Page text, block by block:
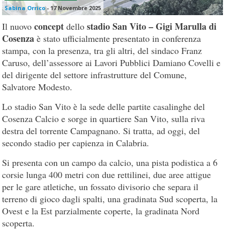
Sabina Orrico- 17 Novembre 2025
Il nuovoconceptdellostadio San Vito – Gigi Marulla di
Cosenza è stato ufficialmente presentato in conferenza
stampa, con la presenza, tra gli altri, del sindaco Franz
Caruso, dell’assessore ai Lavori Pubblici Damiano Covelli e
del dirigente del settore infrastrutture del Comune,
Salvatore Modesto.
Lo stadio San Vito è la sede delle partite casalinghe del
Cosenza Calcio e sorge in quartiere San Vito, sulla riva
destra del torrente Campagnano. Si tratta, ad oggi, del
secondo stadio per capienza in Calabria.
Si presenta con un campo da calcio, una pista podistica a 6
corsie lunga 400 metri con due rettilinei, due aree attigue
per le gare atletiche, un fossato divisorio che separa il
terreno di gioco dagli spalti, una gradinata Sud scoperta, la
Ovest e la Est parzialmente coperte, la gradinata Nord
scoperta.